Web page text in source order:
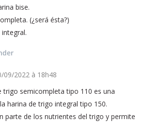
bise.
(¿será ésta?)
09/2022 à 18h48
trigo semicompleta tipo 110 es una
harina de trigo integral tipo 150.
parte de los nutrientes del trigo y permite